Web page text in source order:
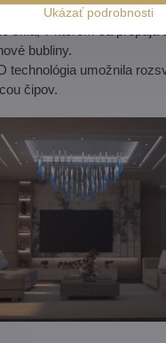
je 100 % ručná výroba –
bubliny.
technológia umožnila
čipov.
Ukázať podrobnosti